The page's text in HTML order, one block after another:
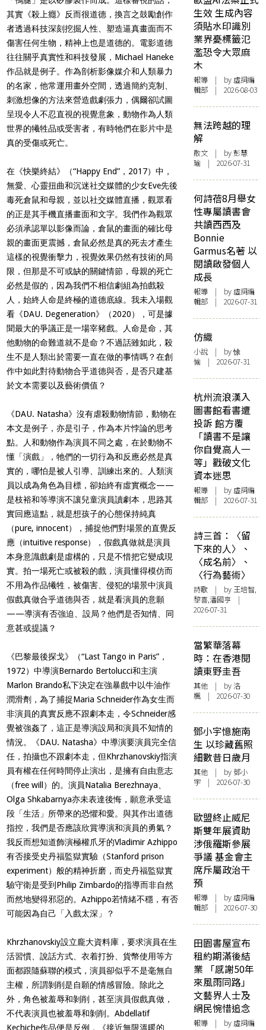
其實《殺上癮》反而很道德，換言之鼓勵創作
者透過科技深刻挖掘人性、塑造逼真畫面而不
傷害任何生物，精神上也是道德的。電影道德
往往關乎真實性和科技發展， Michael Haneke
作品就是例子。作為剖析影像媒介和人類暴力
的名家，他常運用畫外空間，透過簡約克制、
刺激想像的方法來營造戲劇張力，偶爾卻試圖
呈現令人不忍直視的視覺意象，動物作為人類
世界的犧牲品或受害者，有時牠們在影片中是
真的受傷或死亡。
在《快樂終結》（“Happy End” ， 2017）中，
無愛、心靈扭曲和沉迷社交媒體的少女Eve先後
毒死倉鼠和母親，並以社交媒體直播，觀眾看
的正是其手機直播畫面和文字。我們作為觀眾
必須承認單以影像而論，倉鼠的畫面的確比母
親的畫面更震撼，倉鼠必然是真的死去才產生
這樣的視覺衝擊力，視覺效果仍然有技術的局
限，但那是不可或缺的關鍵情節，母親的死亡
必然是假的，因為我們不相信劇組為拍戲殺
人，始終人命是終極的道德底線。我未入場觀
看《DAU. Degeneration》（2020），可是據
聞最大的爭議正是一場宰豬戲。人命是命，其
他動物的命難道就不是命？不過話雖如此，殺
生不是人類出於需要一直在做的事情嗎？在創
作中如此對待動物合乎道德與否，是否只建基
於文本需要以及藝術價值？
《DAU. Natasha》沒有虐殺動物情節，動物在
本文是例子，亦是引子，作為本片悖論的思考
點。人和動物作為演員不同之處，在於動物不
懂「演戲」，牠們的一切行為和反應必然是真
實的，哪怕是被人引導、訓練出來的。人類演
員以成為角色為目標，卻始終有虛實概念——
是枝裕和等導演不讓兒童演員讀劇本，思路其
實回應這點，就是想孩子的心態保持純真
（pure, innocent），捕捉他們對場景的直覺反
應（intuitive response），假戲真做就是演員
本身意識戲劇是虛構的，只是不惜把它變成現
實。拍一場死亡或被殺的戲，演員懂得模仿而
不用為作品犧牲，被傷害、侵犯的場景中演員
假戲真做合乎道德與否，就是看演員的意願
——導演有否強迫、設局？他們是否知情、同
意甚或提議？
《巴黎最後探戈》（“Last Tango in Paris” ，
1972）中導演Bernardo Bertolucci和主演
Marlon Brando私下決定在強暴戲中以牛油作
潤滑劑，為了捕捉Maria Schneider作為女生而
非演員的真實反應不跟劇本走，令Schneider感
覺被強姦了，這正是導演設局和演員不知情的
情況。《DAU. Natasha》中導演要演員完全信
任，拍攝也不跟劇本走，但Khrzhanovskiy指演
員有權在任何時間停止演出，是擁有自由意志
（free will ）的。演員Natalia Berezhnaya
Olga Shkabarnya亦未表達後悔，願意承受這
段「生活」所帶來的恐懼和愛。與其作出道德
指控，我們是否應該欣賞導演和演員的勇氣？
我反而想知道飾演極權爪牙的Vladimir Azhippo
有否接受史丹福監獄實驗（Stanford prison
experiment）般的精神折磨，而史丹福監獄實
驗守衛是受到 Philip Zimbardo的指導而非自然
而然地變得邪惡的。Azhippo若情緒不穩，有否
可能因為自己「入戲太深」？
Khrzhanovskiy設立龐大資料庫，要求演員在生
活習慣、說話方式、衣着打扮、貨幣使用等方
面都跟隨蘇聯的模式，演員卻似乎不是毫無自
主權，所謂剝削是自願的情感冒險。除此之
外，角色被羞辱和剝削，甚至演員假戲真做，
不代表演員也被羞辱和剝削。Abdellatif
Kechiche作品便是反例，《接近無限溫暖的
生效 生成內容
須貼水印識別
業界憂標籤氾
濫恐令大眾麻
木
報導 | by 虛詞編
輯部 | 2026-08-03
無法跨越的理
解
散文 | by 彭慧
瑜 | 2026-07-31
何詩蓓8月舉女
性專屬讀書會
共讀西西及
Bonnie
Garmus名著 以
閱讀啟發個人
成長
報導 | by 虛詞編
輯部 | 2026-07-31
仿織
小說 | by 悇
愉 | 2026-07-31
杭州流浪漢入
圖書館看書遭
投訴 館方覆
「讀書不是讓
你自覺高人一
等」戳破文化
資本迷思
報導 | by 虛詞編
輯部 | 2026-07-31
詩三首：〈留
下來的人〉、
〈成名前〉、
〈行為藝術〉
詩歌 | by 王培智,
黎喜,潘國亨 |
2026-07-31
當繁華落幕
時：在香港閱
讀東野圭吾
其他 | by洛
楓 | 2026-07-30
鄧小宇憶施南
生 以珍藏舊照
細數昔日歲月
其他 | by 鄧小
宇 | 2026-07-30
歐盟終止威尼
斯雙年展資助
涉俄羅斯參展
爭議 基金會主
席斥屬政治干
預
報導 | by 虛詞編
輯部 | 2026-07-30
田園書屋宣布
租約期滿後結
業 「感謝50年
來風雨同路」
文藝界人士及
網民惋惜追念
報導 | by 虛詞編